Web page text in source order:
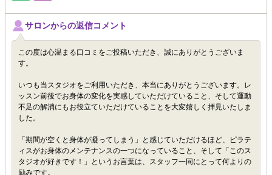
サロンからの返信コメント
この度は心温まる口コミをご投稿いただき、誠にありがとうございま
す。
いつも当スタジオをご利用いただき、本当にありがとうございます。レ
ッスン前後でお身体の変化を実感していただけていること、そして運動
不足の解消にもお役立ていただけていることを大変嬉しく拝見いたしま
した。
「期間が空くと身体が凝ってしまう」と感じていただけるほど、ピラテ
ィスがお身体のメンテナンスの一つになっていること、そして「このス
タジオが好きです！」というお言葉は、スタッフ一同にとって何よりの
励みです。